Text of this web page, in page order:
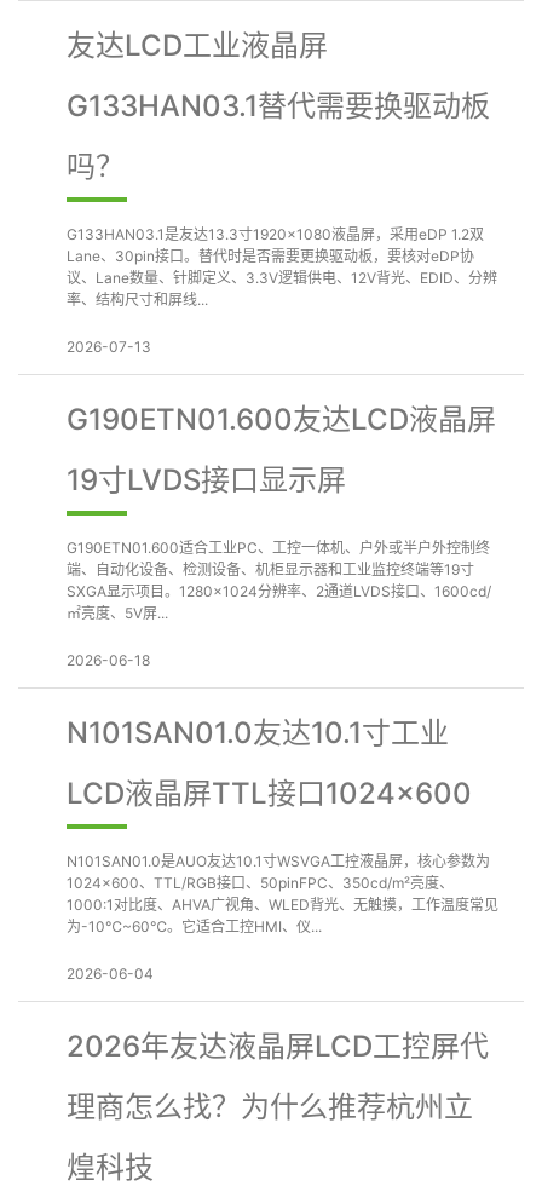
友达LCD工业液晶屏
G133HAN03.1替代需要换驱动板
吗？
G133HAN03.1是友达13.3寸1920×1080液晶屏，采用eDP 1.2双
Lane、30pin接口。替代时是否需要更换驱动板，要核对eDP协
议、Lane数量、针脚定义、3.3V逻辑供电、12V背光、EDID、分辨
率、结构尺寸和屏线...
2026-07-13
G190ETN01.600友达LCD液晶屏
19寸LVDS接口显示屏
G190ETN01.600适合工业PC、工控一体机、户外或半户外控制终
端、自动化设备、检测设备、机柜显示器和工业监控终端等19寸
SXGA显示项目。1280×1024分辨率、2通道LVDS接口、1600cd/
㎡亮度、5V屏...
2026-06-18
N101SAN01.0友达10.1寸工业
LCD液晶屏TTL接口1024×600
N101SAN01.0是AUO友达10.1寸WSVGA工控液晶屏，核心参数为
1024×600、TTL/RGB接口、50pinFPC、350cd/m²亮度、
1000:1对比度、AHVA广视角、WLED背光、无触摸，工作温度常见
为-10℃~60℃。它适合工控HMI、仪...
2026-06-04
2026年友达液晶屏LCD工控屏代
理商怎么找？为什么推荐杭州立
煌科技